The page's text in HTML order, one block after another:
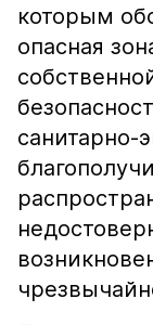
которым
опасная
санитарно-